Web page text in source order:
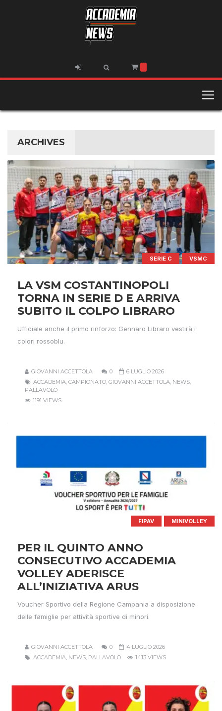
ARCHIVES
SERIE C VSMC
LA VSM COSTANTINOPOLI
TORNA IN SERIE D E ARRIVA
SUBITO IL COLPO LIBRARO
Ufficiale anche il primo rinforzo: Gennaro Libraro vestirà i
colori rossoblu.
GIOVANNI ACCETTOLA 0
6 LUGLIO 2026
ACCADEMIA, CAMPIONATO, GIOVANNI ACCETTOLA, NEWS,
PALLAVOLO
1191 VIEWS
FIPAV MINIVOLLEY
PER IL QUINTO ANNO
CONSECUTIVO ACCADEMIA
VOLLEY ADERISCE
ALL’INIZIATIVA ARUS
Voucher Sportivo della Regione Campania a disposizione
delle famiglie per attività sportive di minori.
GIOVANNI ACCETTOLA 0
4 LUGLIO 2026
ACCADEMIA, NEWS, PALLAVOLO 1413 VIEWS